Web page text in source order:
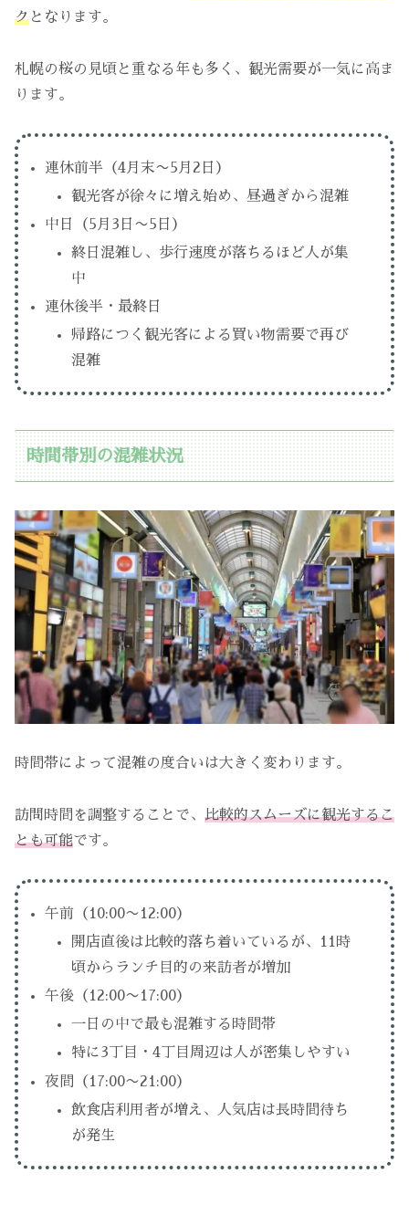
クとなります。
札幌の桜の見頃と重なる年も多く、観光需要が一気に高ま
ります。
連休前半（4月末〜5月2日）
観光客が徐々に増え始め、昼過ぎから混雑
中日（5月3日〜5日）
終日混雑し、歩行速度が落ちるほど人が集
中
連休後半・最終日
帰路につく観光客による買い物需要で再び
混雑
時間帯別の混雑状況
時間帯によって混雑の度合いは大きく変わります。
訪問時間を調整することで、 比較的スムーズに観光するこ
とも可能です。
午前（10:00〜12:00）
開店直後は比較的落ち着いているが、11時
頃からランチ目的の来訪者が増加
午後（12:00〜17:00）
一日の中で最も混雑する時間帯
特に3丁目・4丁目周辺は人が密集しやすい
夜間（17:00〜21:00）
飲食店利用者が増え、人気店は長時間待ち
が発生